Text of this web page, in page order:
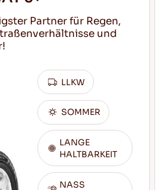
Partner für Regen,
und
LLKW
SOMMER
LANGE
HALTBARKEIT
NASS